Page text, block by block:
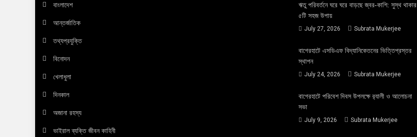
বাংলাদেশ
আন্তর্জাতিক
তথ্যপ্রযুক্তি
বিনোদন
খেলাধুলা
দিনকাল
অজানা রহস্য
ভাইরাল ব্যক্তি জীবন কাহিনী
ঋতু পরিবর্তনে ঘরে ঘরে বাড়ছে জ্বর-কাশি: সুস্থ থাকার
৫টি সহজ উপায়
July 27, 2026 Subrata Mukerjee
বাগেরহাটে এসডিএফ বিদ্যানিকেতনের ভিত্তিপ্রস্তর
স্থাপন
July 24, 2026 Subrata Mukerjee
বাগেরহাটে পরিবেশ দিবস উপলক্ষে র‌্যালী ও আলোচনা
সভা
July 9, 2026 Subrata Mukerjee